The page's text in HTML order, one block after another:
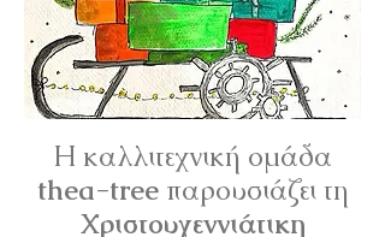
Η καλλιτεχνική ομάδα
thea-treeπαρουσιάζει τη
Χριστουγεννιάτικη